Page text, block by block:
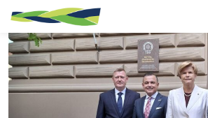
Skip to main content